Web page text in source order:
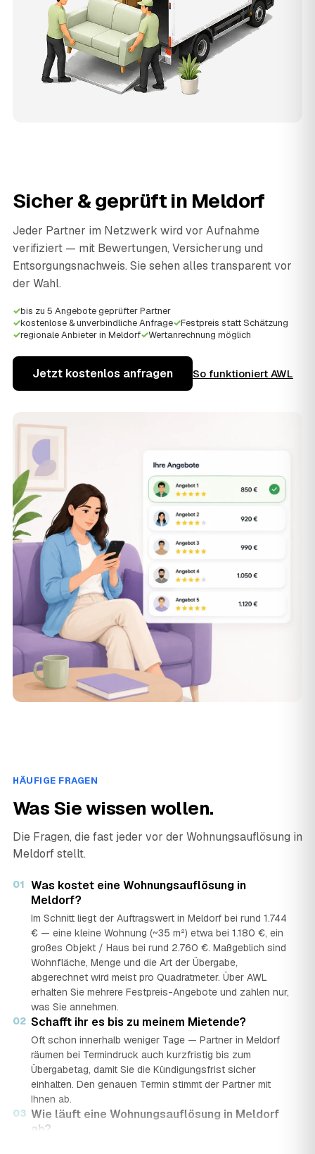
Sicher & geprüft in Meldorf
Jeder Partner im Netzwerk wird vor Aufnahme
verifiziert — mit Bewertungen, Versicherung und
Entsorgungsnachweis. Sie sehen alles transparent vor
der Wahl.
✓bis zu 5 Angebote geprüfter Partner
✓kostenlose & unverbindliche Anfrage✓Festpreis statt Schätzung
✓regionale Anbieter in Meldorf✓Wertanrechnung möglich
Jetzt kostenlos anfragen So funktioniert AWL
HÄUFIGE FRAGEN
Was Sie wissen wollen.
Die Fragen, die fast jeder vor der Wohnungsauflösung in
Meldorf stellt.
01 Was kostet eine Wohnungsauflösung in
Meldorf?
Im Schnitt liegt der Auftragswert in Meldorf bei rund 1.744
€ — eine kleine Wohnung (~35 m²) etwa bei 1.180 €, ein
großes Objekt / Haus bei rund 2.760 €. Maßgeblich sind
Wohnfläche, Menge und die Art der Übergabe,
abgerechnet wird meist pro Quadratmeter. Über AWL
erhalten Sie mehrere Festpreis-Angebote und zahlen nur,
was Sie annehmen.
02 Schafft ihr es bis zu meinem Mietende?
Oft schon innerhalb weniger Tage — Partner in Meldorf
räumen bei Termindruck auch kurzfristig bis zum
Übergabetag, damit Sie die Kündigungsfrist sicher
einhalten. Den genauen Termin stimmt der Partner mit
Ihnen ab.
03 Wie läuft eine Wohnungsauflösung in Meldorf
ab?